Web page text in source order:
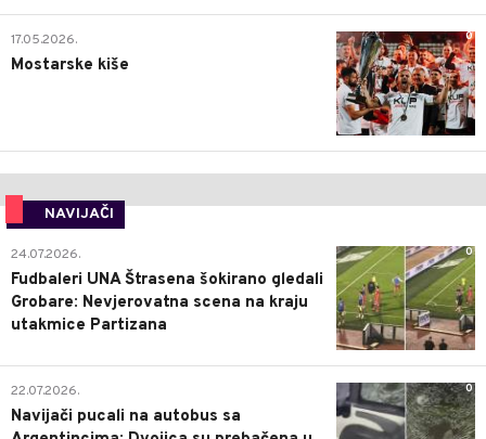
0
17.05.2026.
Mostarske kiše
NAVIJAČI
0
24.07.2026.
Fudbaleri UNA Štrasena šokirano gledali
Grobare: Nevjerovatna scena na kraju
utakmice Partizana
0
22.07.2026.
Navijači pucali na autobus sa